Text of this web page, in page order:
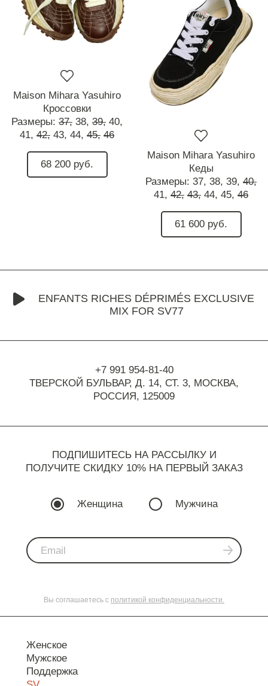
Maison Mihara Yasuhiro
Кроссовки
Размеры: 37, 38, 39, 40,
41, 42, 43, 44, 45, 46
68 200 руб.
Maison Mihara Yasuhiro
Кеды
Размеры: 37, 38, 39, 40,
41, 42, 43, 44, 45, 46
61 600 руб.
ENFANTS RICHES DÉPRIMÉS EXCLUSIVE
MIX FOR SV77
+7 991 954-81-40
ТВЕРСКОЙ БУЛЬВАР, Д. 14, СТ. 3, МОСКВА,
РОССИЯ, 125009
ПОДПИШИТЕСЬ НА РАССЫЛКУ И
ПОЛУЧИТЕ СКИДКУ 10% НА ПЕРВЫЙ ЗАКАЗ
Женщина Мужчина
Вы соглашаетесь с политикой конфиденциальности.
Женское
Мужское
Поддержка